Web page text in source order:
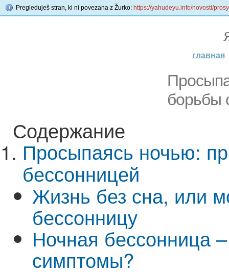
Pregleduješ stran, ki ni povezana z Žurko: https://yahudeyu.info/novosti/